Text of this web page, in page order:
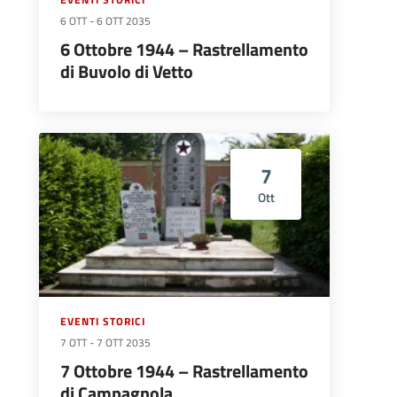
6 OTT -6 OTT 2035
6 Ottobre 1944 – Rastrellamento
di Buvolo di Vetto
7
Ott
EVENTI STORICI
7 OTT - 7 OTT 2035
7 Ottobre 1944 – Rastrellamento